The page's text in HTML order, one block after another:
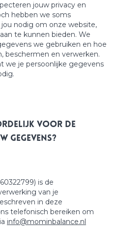
jouw privacy en
hebben we soms
nodig om onze website,
te kunnen bieden. We
we gebruiken en hoe
beschermen en verwerken.
we je persoonlijke gegevens
voor de
gegevens?
is de
van je
in deze
telefonisch bereiken om
info@mominbalance.nl